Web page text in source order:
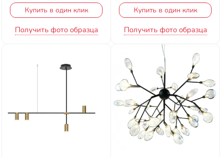
Купить в один клик
Получить фото образца
Купить в один клик
Получить фото образца